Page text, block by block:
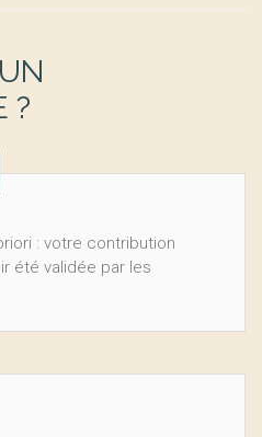
?
: votre contribution
été validée par les